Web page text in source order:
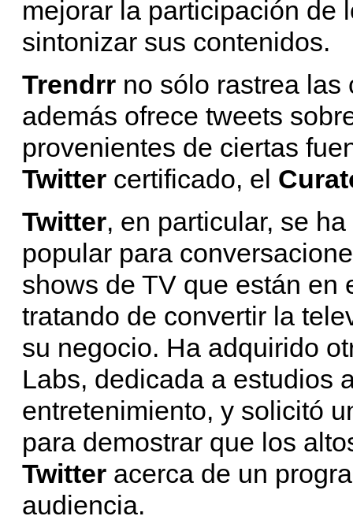
mejorar la participación de
sintonizar sus contenidos.
Trendrr no sólo rastrea
además ofrece tweets
provenientes de ciertas
Twitter certificado, el
Twitter, en particular, se
popular para
shows de TV que están en
tratando de convertir la
su negocio. Ha adquirido
Labs, dedicada a estudios
entretenimiento, y solicitó
para demostrar que los
Twitter acerca de un
audiencia.